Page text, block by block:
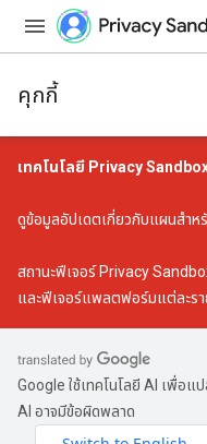
คุกกี้
เทคโนโลยี Privacy
ดูข้อมูลอัปเดตเกี่ยวกับแผนสำห
สถานะฟีเจอร์ Privacy
และฟีเจอร์แพลตฟอร์มแต่ละรา
Google ใช้เทคโนโลยี AI เพื่อ
AI อาจมีข้อผิดพลาด